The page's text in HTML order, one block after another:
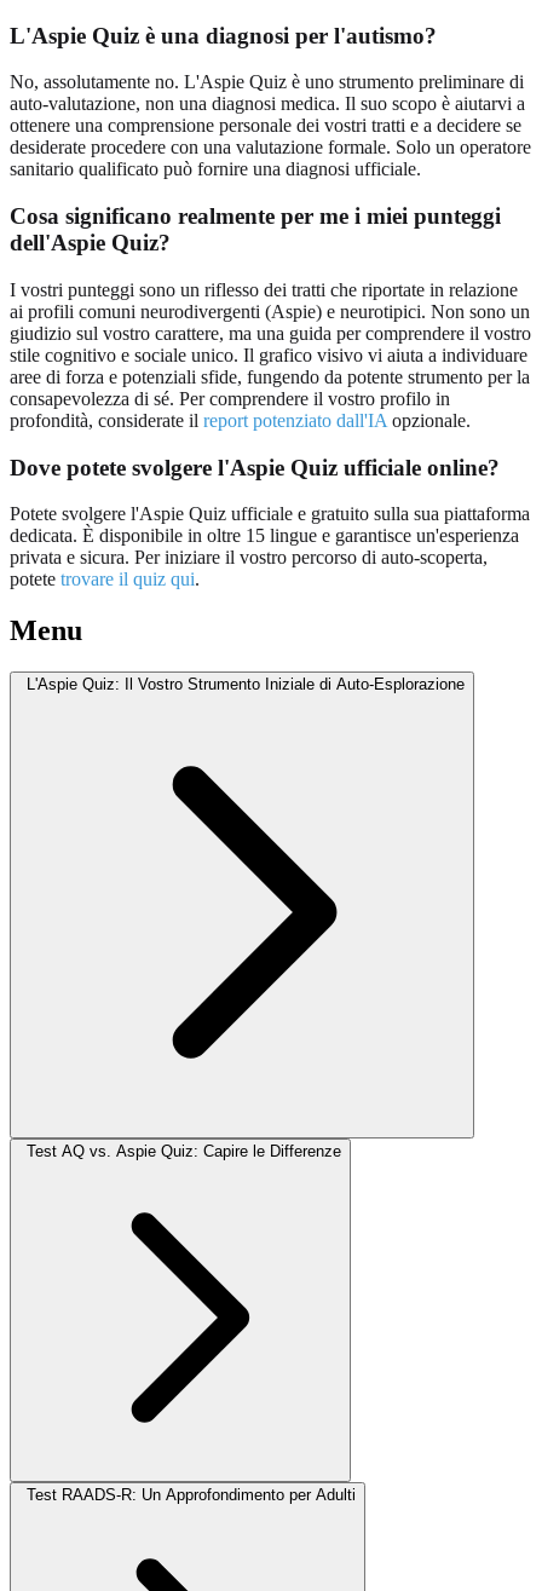
L'Aspie Quiz è una diagnosi per l'autismo?
No, assolutamente no. L'Aspie Quiz è uno strumento preliminare di
auto-valutazione, non una diagnosi medica. Il suo scopo è aiutarvi a
ottenere una comprensione personale dei vostri tratti e a decidere se
desiderate procedere con una valutazione formale. Solo un operatore
sanitario qualificato può fornire una diagnosi ufficiale.
Cosa significano realmente per me i miei punteggi
dell'Aspie Quiz?
I vostri punteggi sono un riflesso dei tratti che riportate in relazione
ai profili comuni neurodivergenti (Aspie) e neurotipici. Non sono un
giudizio sul vostro carattere, ma una guida per comprendere il vostro
stile cognitivo e sociale unico. Il grafico visivo vi aiuta a individuare
aree di forza e potenziali sfide, fungendo da potente strumento per la
consapevolezza di sé. Per comprendere il vostro profilo in
profondità, considerate il report potenziato dall'IA opzionale.
Dove potete svolgere l'Aspie Quiz ufficiale online?
Potete svolgere l'Aspie Quiz ufficiale e gratuito sulla sua piattaforma
dedicata. È disponibile in oltre 15 lingue e garantisce un'esperienza
privata e sicura. Per iniziare il vostro percorso di auto-scoperta,
potete trovare il quiz qui.
Menu
L'Aspie Quiz: Il Vostro Strumento Iniziale di Auto-Esplorazione
Test AQ vs. Aspie Quiz: Capire le Differenze
Test RAADS-R: Un Approfondimento per Adulti